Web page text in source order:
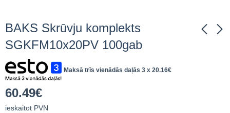
BAKS Skrūvju komplekts
SGKFM10x20PV 100gab
SAM8x40E
komplekts
Maksā trīs vienādās daļās 3 x 20.16€
60.49€
ieskaitot PVN